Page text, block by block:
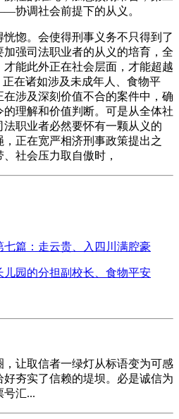
协调社会前提下的从义。
惚。会使得刑事义务不只得到了
强司法职业者的从义的培育，全
能此外正在社会层面，才能超越
在诸如涉及未成年人、食物平
涉及深刻价值不合的案件中，确
理解和价值判断。可是从全体社
职业者必然要怀有一颗从义的
正在宽严相济刑事政策提出之
社会压力取自傲时，
七篇：走云贵、入四川满腔豪
儿园的分担副校长、食物平安
让取信者一绿灯从标语变为可感
夯实了信赖的堤坝。必是诚信为
号汇...